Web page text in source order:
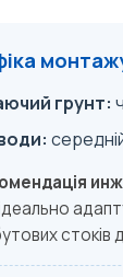
грунт:
стоків